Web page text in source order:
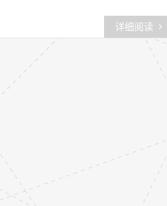
详细阅读